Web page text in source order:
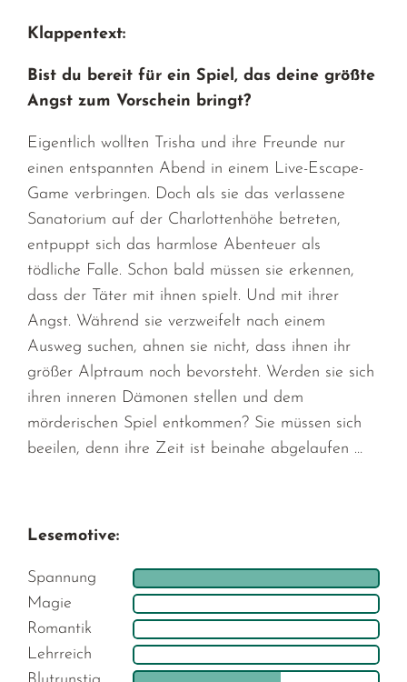
Klappentext:
Bist du bereit für ein Spiel, das deine größte
Angst zum Vorschein bringt?
Eigentlich wollten Trisha und ihre Freunde nur
einen entspannten Abend in einem Live-Escape-
Game verbringen. Doch als sie das verlassene
Sanatorium auf der Charlottenhöhe betreten,
entpuppt sich das harmlose Abenteuer als
tödliche Falle. Schon bald müssen sie erkennen,
dass der Täter mit ihnen spielt. Und mit ihrer
Angst. Während sie verzweifelt nach einem
Ausweg suchen, ahnen sie nicht, dass ihnen ihr
größer Alptraum noch bevorsteht. Werden sie sich
ihren inneren Dämonen stellen und dem
mörderischen Spiel entkommen? Sie müssen sich
beeilen, denn ihre Zeit ist beinahe abgelaufen …
Lesemotive:
Spannung
Magie
Romantik
Lehrreich